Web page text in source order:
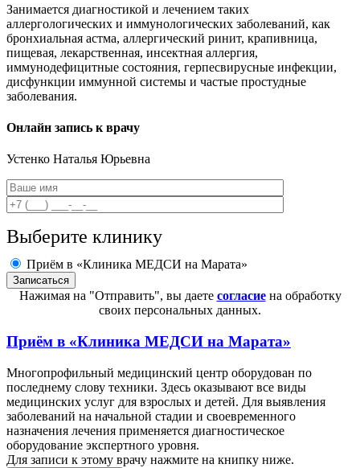
Занимается диагностикой и лечением таких
аллергологических и иммунологических заболеваний, как
бронхиальная астма, аллергический ринит, крапивница,
пищевая, лекарственная, инсектная аллергия,
иммунодефицитные состояния, герпесвирусные инфекции,
дисфункции иммунной системы и частые простудные
заболевания.
Онлайн запись к врачу
Устенко Наталья Юрьевна
Выберите клинику
Приём в «Клиника МЕДСИ на Марата»
Нажимая на "Отправить", вы даете согласиена обработку
своих персональных данных.
Приём в «Клиника МЕДСИ на Марата»
Многопрофильный медицинский центр оборудован по
последнему слову техники. Здесь оказывают все виды
медицинских услуг для взрослых и детей. Для выявления
заболеваний на начальной стадии и своевременного
назначения лечения применяется диагностическое
оборудование экспертного уровня.
Для записи к этому врачу нажмите на книпку ниже.